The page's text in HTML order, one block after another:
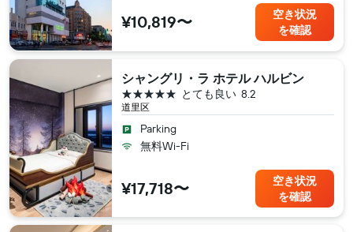
¥10,819〜
空き状況
を確認
シャングリ・ラ ホテル ハルビン
道里区
8.2
とても良い
5つ星
Parking
無料Wi-Fi
¥17,718〜
空き状況
を確認